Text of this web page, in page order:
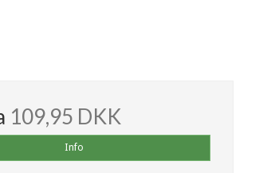
109,95 DKK
Info